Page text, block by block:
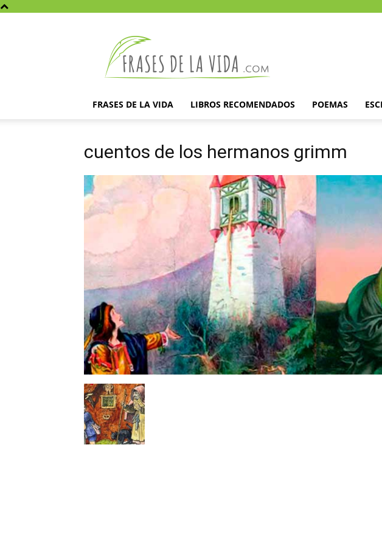
la
vida
FRASES DE LA VIDA LIBROS RECOMENDADOS POEMAS
cuentos de los hermanos grimm